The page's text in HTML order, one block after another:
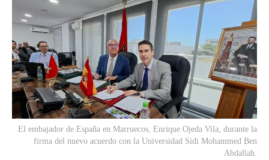
El embajador de España en Marruecos, Enrique Ojeda Vila, durante la
firma del nuevo acuerdo con la Universidad Sidi Mohammed Ben
Abdallah.